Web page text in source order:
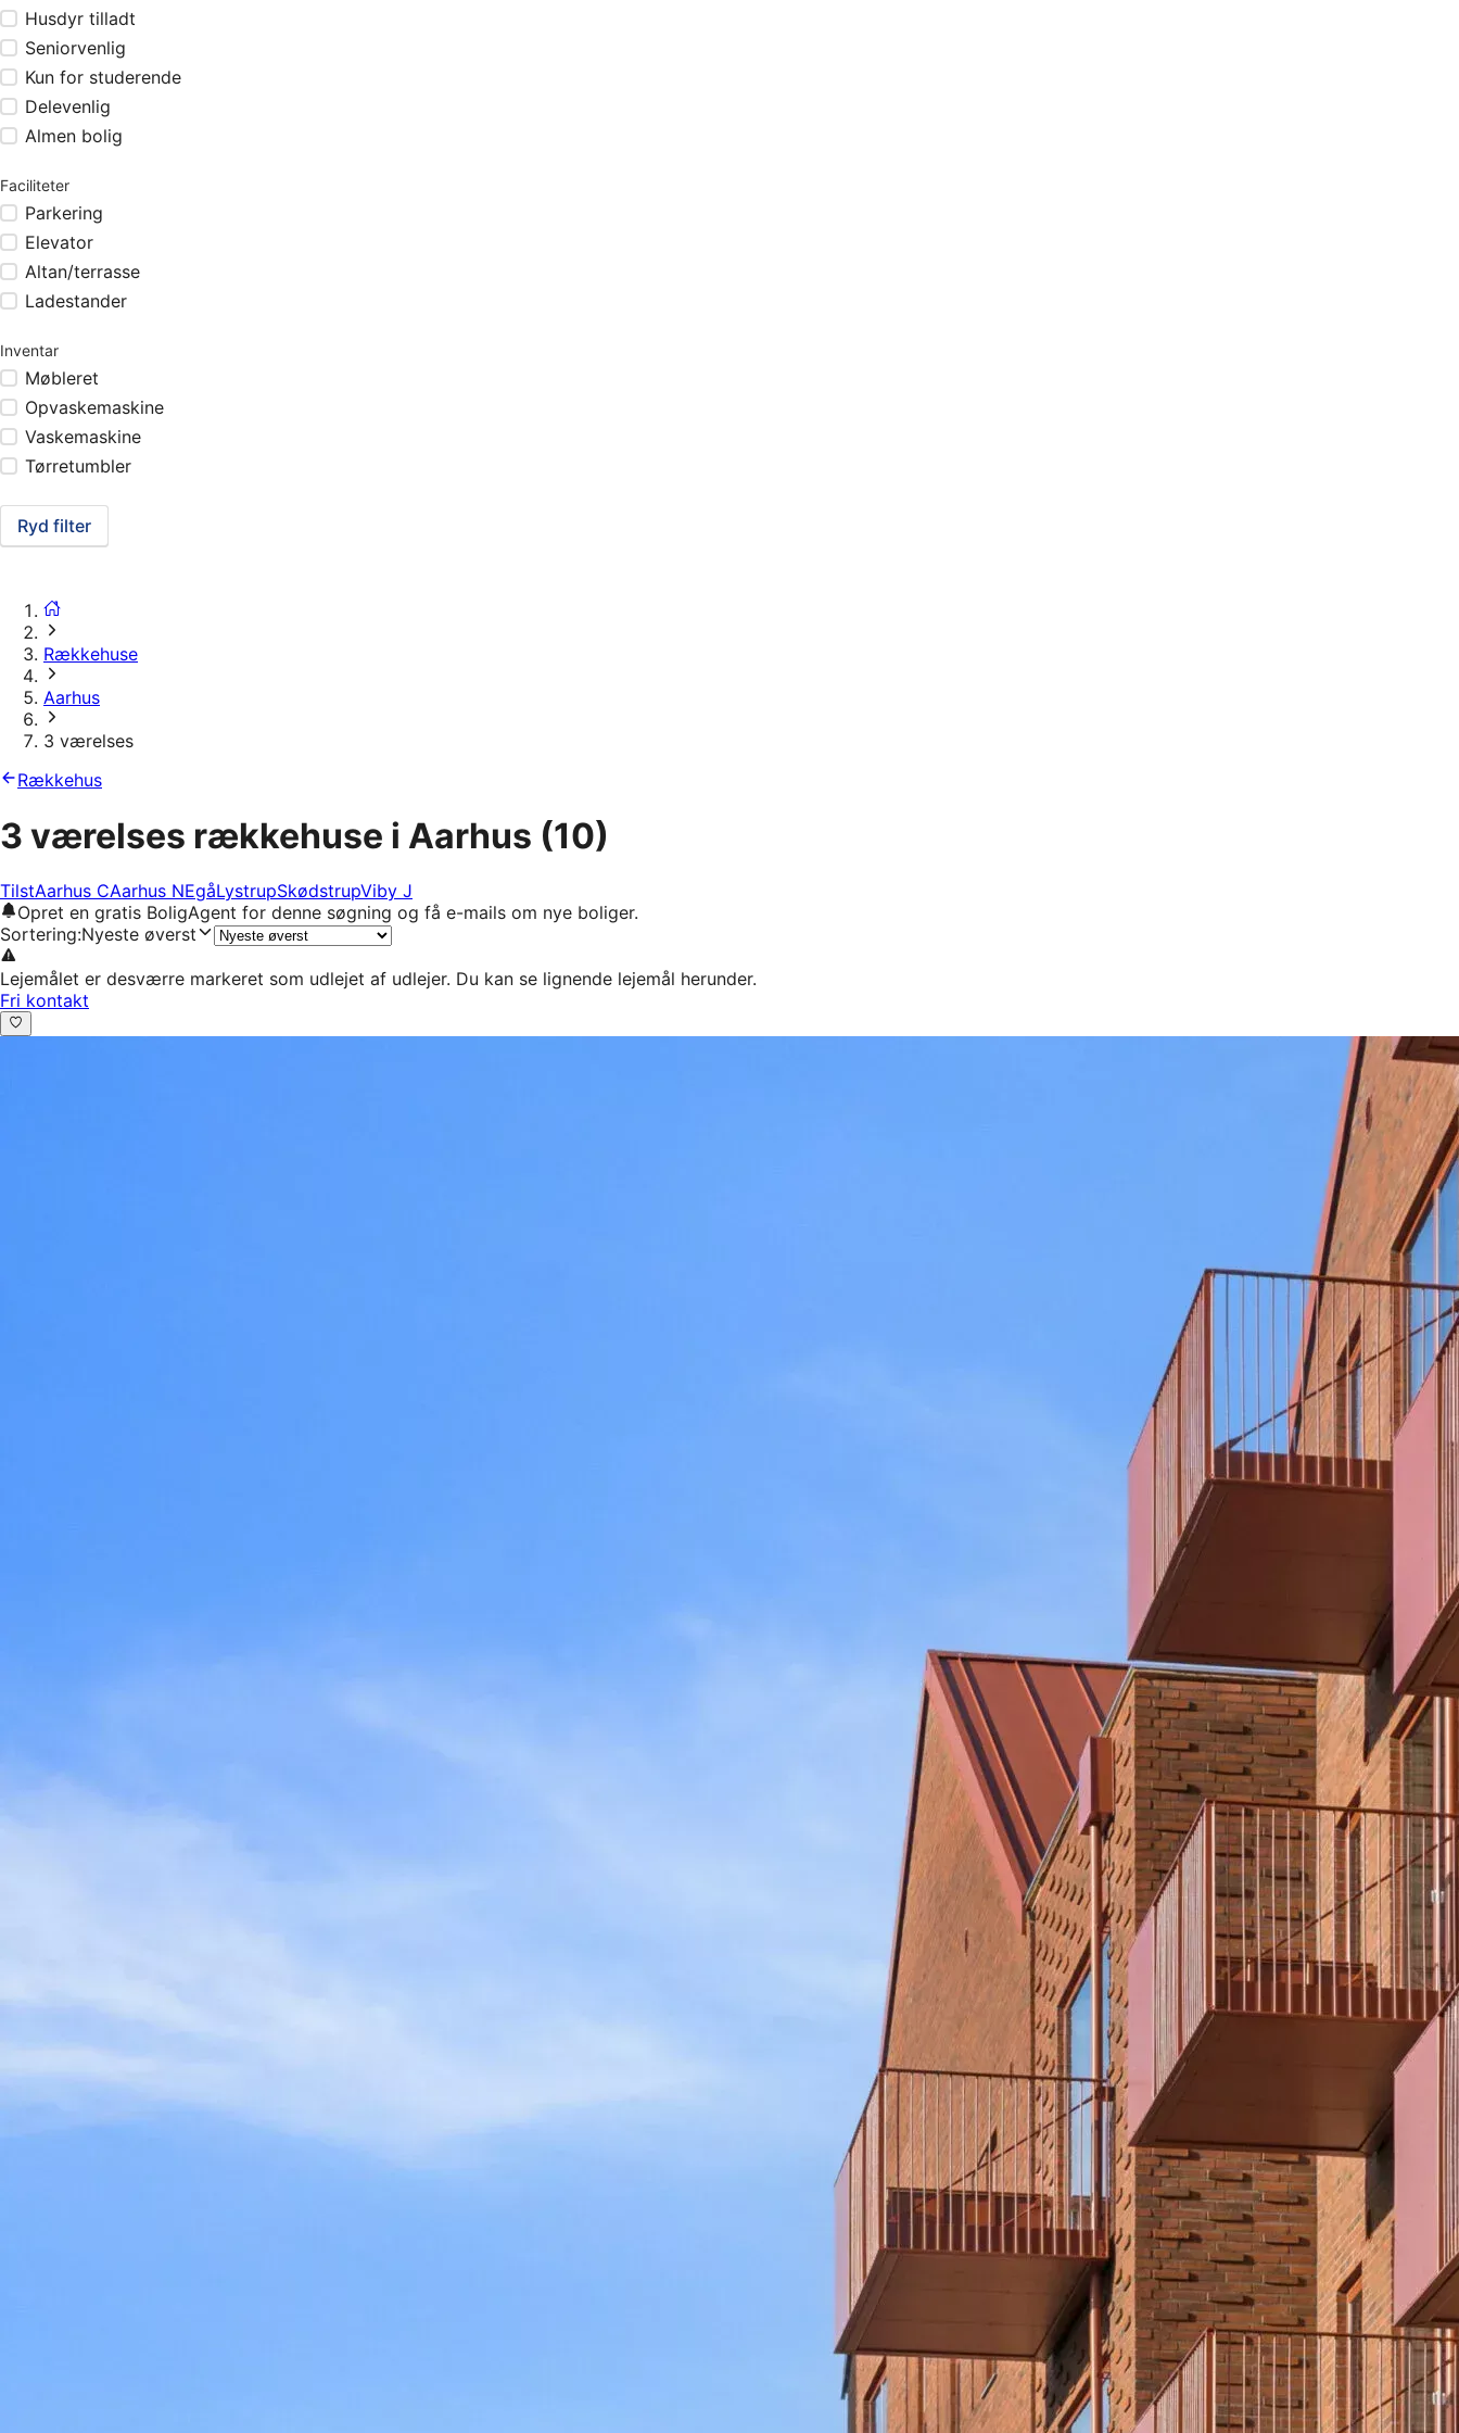
Husdyr tilladt
Seniorvenlig
Kun for studerende
Delevenlig
Almen bolig
Faciliteter
Parkering
Elevator
Altan/terrasse
Ladestander
Inventar
Møbleret
Opvaskemaskine
Vaskemaskine
Tørretumbler
Ryd filter
Rækkehuse
Aarhus
3 værelses
Rækkehus
3 værelses rækkehuse i Aarhus (10)
TilstAarhus CAarhus NEgåLystrupSkødstrupViby J
Opret en gratis BoligAgent for denne søgning og få e-mails om nye boliger.
Sortering:Nyeste øverst
Lejemålet er desværre markeret som udlejet af udlejer. Du kan se lignende lejemål herunder.
Fri kontakt